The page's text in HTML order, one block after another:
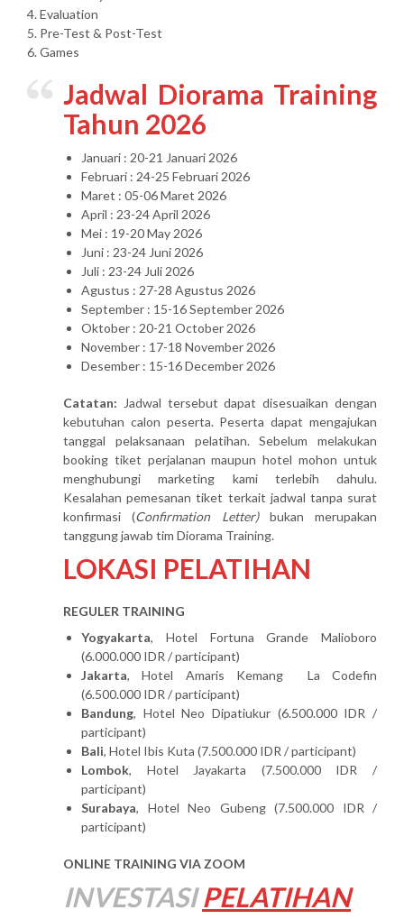
4. Evaluation
5. Pre-Test & Post-Test
6. Games
Jadwal Diorama Training
Tahun 2026
Januari : 20-21 Januari 2026
Februari : 24-25 Februari 2026
Maret : 05-06 Maret 2026
April : 23-24 April 2026
Mei : 19-20 May 2026
Juni : 23-24 Juni 2026
Juli : 23-24 Juli 2026
Agustus : 27-28 Agustus 2026
September : 15-16 September 2026
Oktober : 20-21 October 2026
November : 17-18 November 2026
Desember : 15-16 December 2026
Catatan: Jadwal tersebut dapat disesuaikan dengan
kebutuhan calon peserta. Peserta dapat mengajukan
tanggal pelaksanaan pelatihan. Sebelum melakukan
booking tiket perjalanan maupun hotel mohon untuk
menghubungi marketing kami terlebih dahulu.
Kesalahan pemesanan tiket terkait jadwal tanpa surat
konfirmasi (Confirmation Letter)bukan merupakan
tanggung jawab tim Diorama Training.
LOKASI PELATIHAN
REGULER TRAINING
Yogyakarta, Hotel Fortuna Grande Malioboro
(6.000.000 IDR / participant)
Jakarta, Hotel Amaris Kemang La Codefin
(6.500.000 IDR / participant)
Bandung, Hotel Neo Dipatiukur (6.500.000 IDR /
participant)
Bali, Hotel Ibis Kuta (7.500.000 IDR / participant)
Lombok, Hotel Jayakarta (7.500.000 IDR /
participant)
Surabaya, Hotel Neo Gubeng (7.500.000 IDR /
participant)
ONLINE TRAINING VIA ZOOM
INVESTASI PELATIHAN